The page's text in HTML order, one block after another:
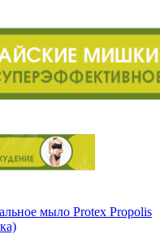
мыло Protex Propolis